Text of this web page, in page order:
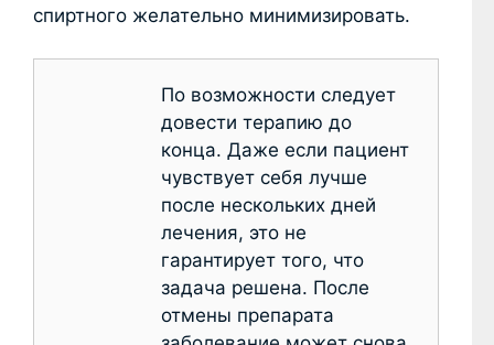
спиртного желательно минимизировать.
По возможности следует
довести терапию до
конца. Даже если пациент
чувствует себя лучше
после нескольких дней
лечения, это не
гарантирует того, что
задача решена. После
отмены препарата